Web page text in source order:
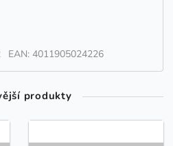
EAN: 4011905024226
produkty